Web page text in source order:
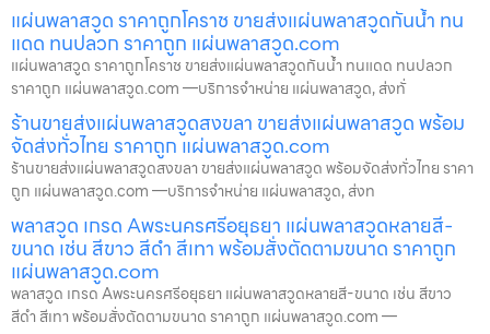
แผ่นพลาสวูด ราคาถูกโคราช ขายส่งแผ่นพลาสวูดกันน้ำ ทน
แดด ทนปลวก ราคาถูก แผ่นพลาสวูด.com
แผ่นพลาสวูด ราคาถูกโคราช ขายส่งแผ่นพลาสวูดกันน้ำ ทนแดด ทนปลวก
ราคาถูก แผ่นพลาสวูด.com —บริการจำหน่าย แผ่นพลาสวูด, ส่งทั่
ร้านขายส่งแผ่นพลาสวูดสงขลา ขายส่งแผ่นพลาสวูด พร้อม
จัดส่งทั่วไทย ราคาถูก แผ่นพลาสวูด.com
ร้านขายส่งแผ่นพลาสวูดสงขลา ขายส่งแผ่นพลาสวูด พร้อมจัดส่งทั่วไทย ราคา
ถูก แผ่นพลาสวูด.com —บริการจำหน่าย แผ่นพลาสวูด, ส่งท
พลาสวูด เกรด Aพระนครศรีอยุธยา แผ่นพลาสวูดหลายสี-
ขนาด เช่น สีขาว สีดำ สีเทา พร้อมสั่งตัดตามขนาด ราคาถูก
แผ่นพลาสวูด.com
พลาสวูด เกรด Aพระนครศรีอยุธยา แผ่นพลาสวูดหลายสี-ขนาด เช่น สีขาว
สีดำ สีเทา พร้อมสั่งตัดตามขนาด ราคาถูก แผ่นพลาสวูด.com —